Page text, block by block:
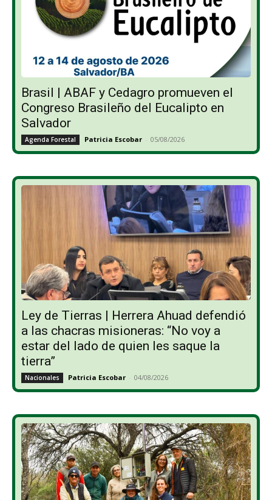
Brasil | ABAF y Cedagro promueven el
Congreso Brasileño del Eucalipto en
Salvador
Agenda Forestal Patricia Escobar - 05/08/2026
Ley de Tierras | Herrera Ahuad defendió
a las chacras misioneras: “No voy a
estar del lado de quien les saque la
tierra”
Nacionales Patricia Escobar - 04/08/2026